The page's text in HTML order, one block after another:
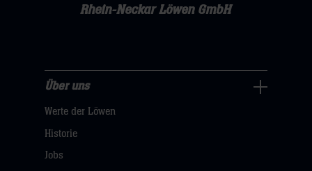
Rhein-Neckar Löwen GmbH
uns
Navigation
öffnen,
Über uns
Werte der Löwen
Historie
Jobs